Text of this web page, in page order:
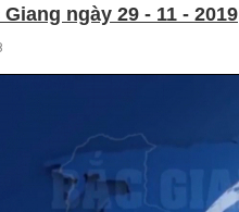
ngày 29 - 11 - 2019